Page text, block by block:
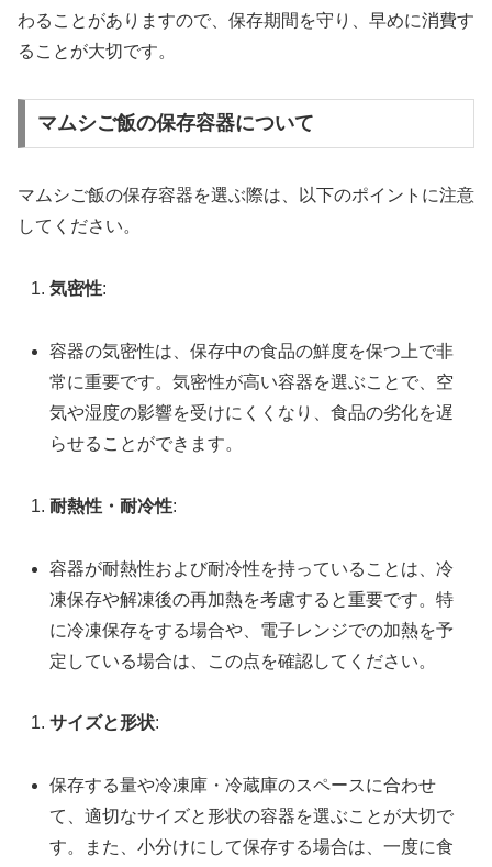
わることがありますので、保存期間を守り、早めに消費す
ることが大切です。
マムシご飯の保存容器について
マムシご飯の保存容器を選ぶ際は、以下のポイントに注意
してください。
気密性:
容器の気密性は、保存中の食品の鮮度を保つ上で非
常に重要です。気密性が高い容器を選ぶことで、空
気や湿度の影響を受けにくくなり、食品の劣化を遅
らせることができます。
耐熱性・耐冷性:
容器が耐熱性および耐冷性を持っていることは、冷
凍保存や解凍後の再加熱を考慮すると重要です。特
に冷凍保存をする場合や、電子レンジでの加熱を予
定している場合は、この点を確認してください。
サイズと形状:
保存する量や冷凍庫・冷蔵庫のスペースに合わせ
て、適切なサイズと形状の容器を選ぶことが大切で
す。また、小分けにして保存する場合は、一度に食